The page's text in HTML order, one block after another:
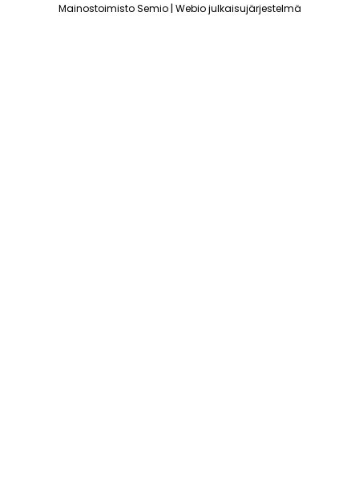
Mainostoimisto Semio| Webio julkaisujärjestelmä